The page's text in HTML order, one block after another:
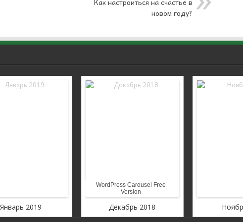
новом году?
Январь 2019
WordPress Carousel Free
Version
Декабрь 2018